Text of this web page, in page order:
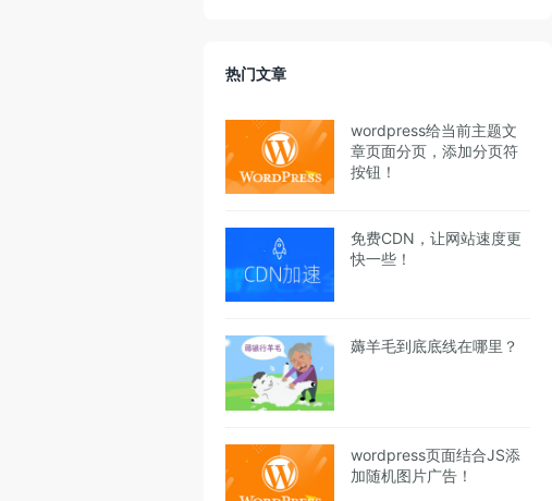
热门文章
wordpress给当前主题文
章页面分页，添加分页符
按钮！
免费CDN，让网站速度更
快一些！
薅羊毛到底底线在哪里？
wordpress页面结合JS添
加随机图片广告！